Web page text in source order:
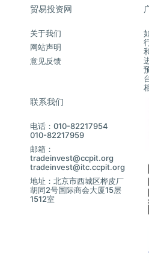
贸易投资网
关于我们
网站声明
意见反馈
联系我们
电话：010-82217954
010-82217959
邮箱：
tradeinvest@ccpit.org
tradeinvest@itc.ccpit.org
地址：北京市西城区桦皮厂
胡同2号国际商会大厦15层
1512室